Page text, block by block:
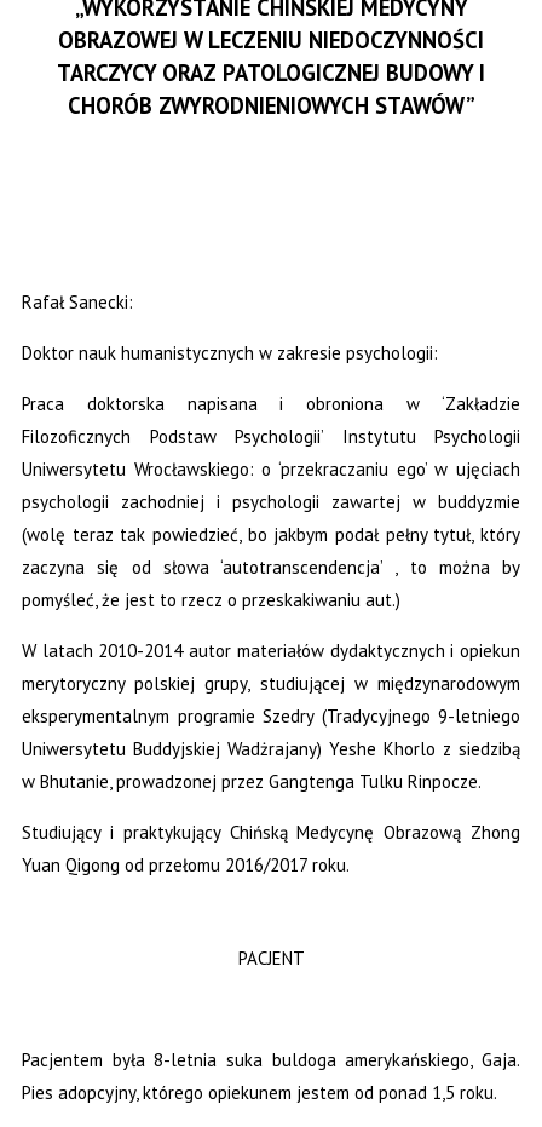
„WYKORZYSTANIE CHIŃSKIEJ MEDYCYNY
OBRAZOWEJ W LECZENIU NIEDOCZYNNOŚCI
TARCZYCY ORAZ PATOLOGICZNEJ BUDOWY I
CHORÓB ZWYRODNIENIOWYCH STAWÓW”
Rafał Sanecki:
Doktor nauk humanistycznych w zakresie psychologii:
Praca doktorska napisana i obroniona w ‘Zakładzie
Filozoficznych Podstaw Psychologii’ Instytutu Psychologii
Uniwersytetu Wrocławskiego: o ‘przekraczaniu ego’ w ujęciach
psychologii zachodniej i psychologii zawartej w buddyzmie
(wolę teraz tak powiedzieć, bo jakbym podał pełny tytuł, który
zaczyna się od słowa ‘autotranscendencja’ , to można by
pomyśleć, że jest to rzecz o przeskakiwaniu aut.)
W latach 2010-2014 autor materiałów dydaktycznych i opiekun
merytoryczny polskiej grupy, studiującej w międzynarodowym
eksperymentalnym programie Szedry (Tradycyjnego 9-letniego
Uniwersytetu Buddyjskiej Wadżrajany) Yeshe Khorlo z siedzibą
w Bhutanie, prowadzonej przez Gangtenga Tulku Rinpocze.
Studiujący i praktykujący Chińską Medycynę Obrazową Zhong
Yuan Qigong od przełomu 2016/2017 roku.
PACJENT
Pacjentem była 8-letnia suka buldoga amerykańskiego, Gaja.
Pies adopcyjny, którego opiekunem jestem od ponad 1,5 roku.